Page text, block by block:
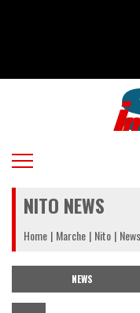
NITO NEWS
Home Marche Nito News
NEWS